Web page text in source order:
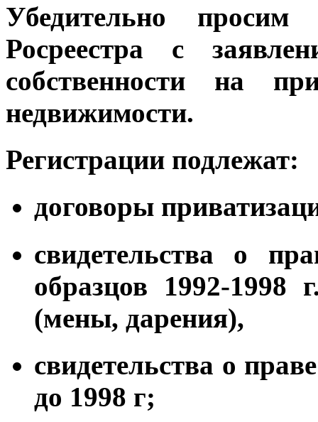
Убедительно
Росреестра с
собственности на
недвижимости.
Регистрации подлежат:
договоры
свидетельства о
образцов 1992-1998
(мены, дарения),
свидетельства о
до 1998 г;